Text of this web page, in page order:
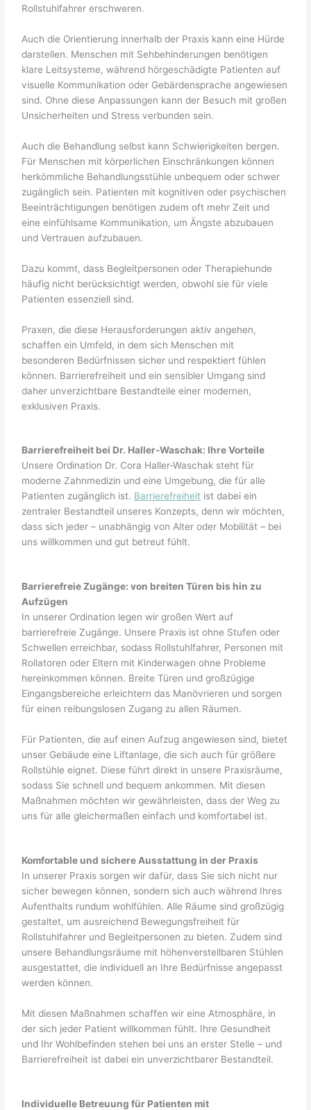
Rollstuhlfahrer erschweren.
Auch die Orientierung innerhalb der Praxis kann eine Hürde
darstellen. Menschen mit Sehbehinderungen benötigen
klare Leitsysteme, während hörgeschädigte Patienten auf
visuelle Kommunikation oder Gebärdensprache angewiesen
sind. Ohne diese Anpassungen kann der Besuch mit großen
Unsicherheiten und Stress verbunden sein.
Auch die Behandlung selbst kann Schwierigkeiten bergen.
Für Menschen mit körperlichen Einschränkungen können
herkömmliche Behandlungsstühle unbequem oder schwer
zugänglich sein. Patienten mit kognitiven oder psychischen
Beeinträchtigungen benötigen zudem oft mehr Zeit und
eine einfühlsame Kommunikation, um Ängste abzubauen
und Vertrauen aufzubauen.
Dazu kommt, dass Begleitpersonen oder Therapiehunde
häufig nicht berücksichtigt werden, obwohl sie für viele
Patienten essenziell sind.
Praxen, die diese Herausforderungen aktiv angehen,
schaffen ein Umfeld, in dem sich Menschen mit
besonderen Bedürfnissen sicher und respektiert fühlen
können. Barrierefreiheit und ein sensibler Umgang sind
daher unverzichtbare Bestandteile einer modernen,
exklusiven Praxis.
Barrierefreiheit bei Dr. Haller-Waschak: Ihre Vorteile
Unsere Ordination Dr. Cora Haller-Waschak steht für
moderne Zahnmedizin und eine Umgebung, die für alle
Patienten zugänglich ist. Barrierefreiheit ist dabei ein
zentraler Bestandteil unseres Konzepts, denn wir möchten,
dass sich jeder – unabhängig von Alter oder Mobilität – bei
uns willkommen und gut betreut fühlt.
Barrierefreie Zugänge: von breiten Türen bis hin zu
Aufzügen
In unserer Ordination legen wir großen Wert auf
barrierefreie Zugänge. Unsere Praxis ist ohne Stufen oder
Schwellen erreichbar, sodass Rollstuhlfahrer, Personen mit
Rollatoren oder Eltern mit Kinderwagen ohne Probleme
hereinkommen können. Breite Türen und großzügige
Eingangsbereiche erleichtern das Manövrieren und sorgen
für einen reibungslosen Zugang zu allen Räumen.
Für Patienten, die auf einen Aufzug angewiesen sind, bietet
unser Gebäude eine Liftanlage, die sich auch für größere
Rollstühle eignet. Diese führt direkt in unsere Praxisräume,
sodass Sie schnell und bequem ankommen. Mit diesen
Maßnahmen möchten wir gewährleisten, dass der Weg zu
uns für alle gleichermaßen einfach und komfortabel ist.
Komfortable und sichere Ausstattung in der Praxis
In unserer Praxis sorgen wir dafür, dass Sie sich nicht nur
sicher bewegen können, sondern sich auch während Ihres
Aufenthalts rundum wohlfühlen. Alle Räume sind großzügig
gestaltet, um ausreichend Bewegungsfreiheit für
Rollstuhlfahrer und Begleitpersonen zu bieten. Zudem sind
unsere Behandlungsräume mit höhenverstellbaren Stühlen
ausgestattet, die individuell an Ihre Bedürfnisse angepasst
werden können.
Mit diesen Maßnahmen schaffen wir eine Atmosphäre, in
der sich jeder Patient willkommen fühlt. Ihre Gesundheit
und Ihr Wohlbefinden stehen bei uns an erster Stelle – und
Barrierefreiheit ist dabei ein unverzichtbarer Bestandteil.
Individuelle Betreuung für Patienten mit